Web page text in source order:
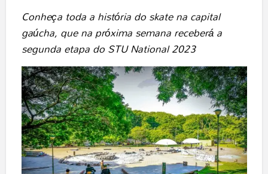
Conheça toda a história do skate na capital
gaúcha, que na próxima semana receberá a
segunda etapa do STU National 2023